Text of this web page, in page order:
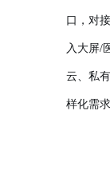
口，对
入大屏/
云、私
样化需求